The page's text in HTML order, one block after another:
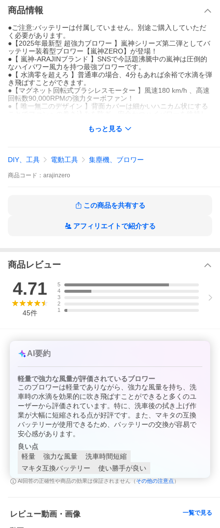
商品情報
●ご注意:バッテリーは付属していません。別途ご購入していただ
く必要があります。
●【2025年最新型 超強力ブロワー 】嵐神シリーズ第二弾としてバ
ッテリー装着型ブロワー【嵐神ZERO】が登場！
●【 嵐神-ARAJINブランド 】SNSで今話題沸騰中の嵐神は圧倒的
なハイパワー風力を持つ最強ブロワーです。
●【 水滴零を超えろ 】普通車の場合、4分もあれば余裕で水滴を弾
き飛ばすことができます。
●【マグネット回転式ブラシレスモーター 】風速180 km/h 、高速
回転数90,000RPMの強力ターボファン！
●【 唯一無二のデザイン 】背面カバーは細かいハニカム状にする
●【 放熱口を設置 】内部基盤の熱を効率的に放出する放熱穴を搭
0B など。
ン、衝撃に強くバッテリーも収納可能です。
もっと見る
DIY、工具 電動工具 集塵機、ブロワー
商品 コード： arajinzero
この商品を共有する
アフィリエイトで紹介する
商品レビュー
4.71
45件
5
4
3
2
1
AI要約
軽量で強力な風量が評価されているブロワー
このブロワーは軽量でありながら、強力な風量を持ち、洗
車時の水滴を効果的に吹き飛ばすことができると多くのユ
ーザーから評価されています。特に、洗車後の拭き上げ作
業が大幅に短縮される点が好評です。また、マキタの互換
バッテリーが使用できるため、バッテリーの交換が容易で
安心感があります。
良い点
軽量
強力な風量
洗車時間短縮
マキタ互換バッテリー
使い勝手が良い
AI回答の正確性や商品の効果は保証されません（ その他の注意点 ）
レビュー動画・画像 一覧で見る